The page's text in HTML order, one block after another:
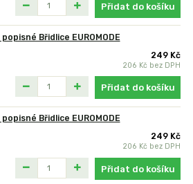
Přidat do košíku
Břidlice EUROMODE
249 Kč
206 Kč bez DPH
Přidat do košíku
Břidlice EUROMODE
249 Kč
206 Kč bez DPH
Přidat do košíku